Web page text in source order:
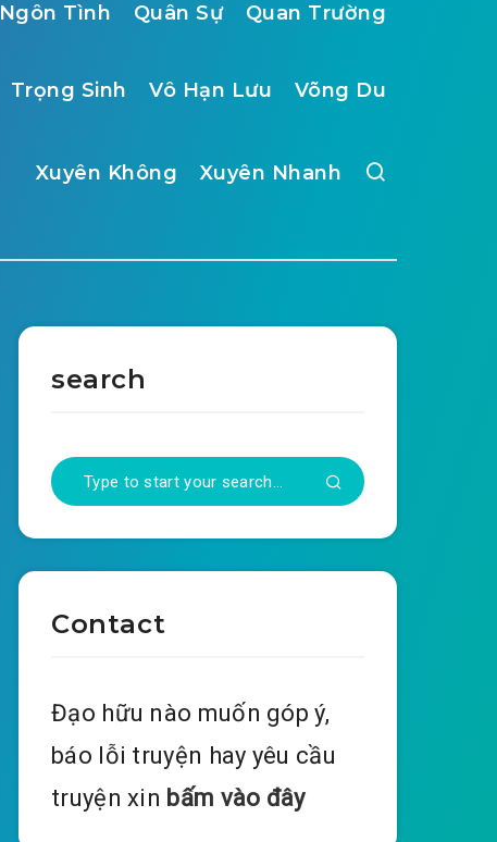
Ngôn Tình Quân Sự Quan Trường
Trọng Sinh Vô Hạn Lưu Võng Du
Xuyên Không Xuyên Nhanh
search
Contact
Đạo hữu nào muốn góp ý,
báo lỗi truyện hay yêu cầu
truyện xin bấm vào đây